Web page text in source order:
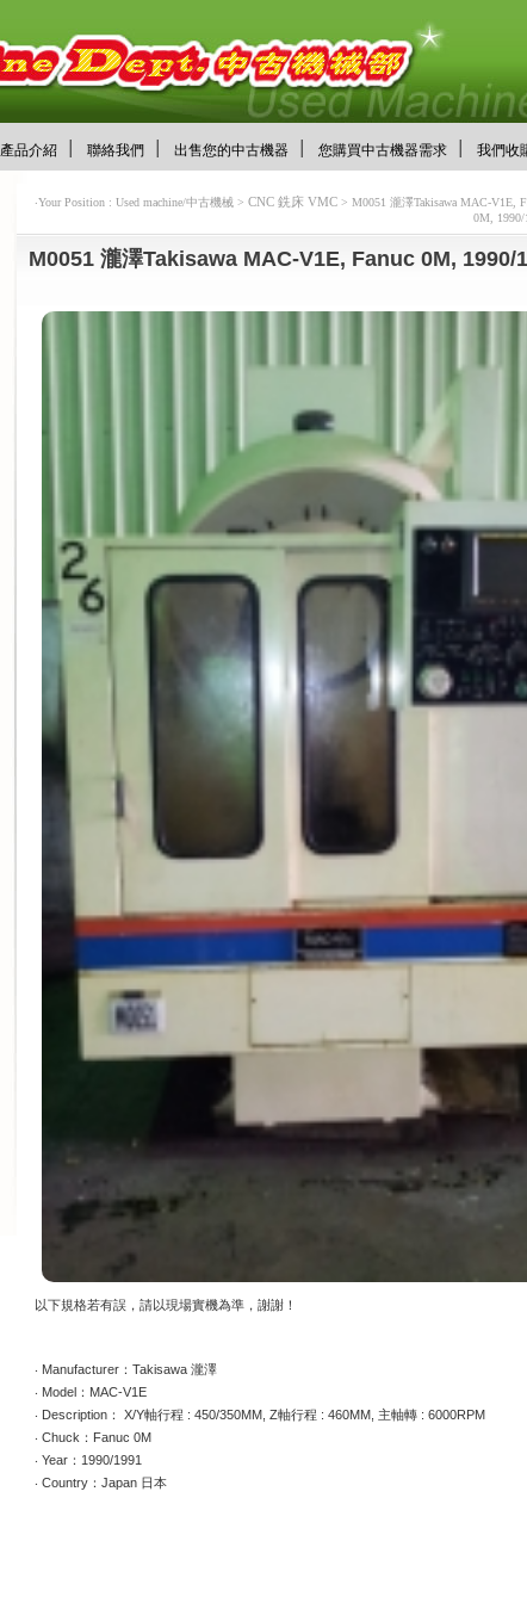
產品介紹 聯絡我們 出售您的中古機器 您購買中古機器需求 我們收
‧Your Position : Used machine/中古機械 > CNC 銑床 VMC > M0051 瀧澤Takisawa MAC-V1E,
0M, 1990/
M0051 瀧澤Takisawa MAC-V1E, Fanuc 0M, 1990/
以下規格若有誤，請以現場實機為準，謝謝！
‧ Manufacturer：Takisawa 瀧澤
‧ Model：MAC-V1E
‧ Description： X/Y軸行程 : 450/350MM, Z軸行程 : 460MM, 主軸轉 : 6000RPM
‧ Chuck：Fanuc 0M
‧ Year：1990/1991
‧ Country：Japan 日本